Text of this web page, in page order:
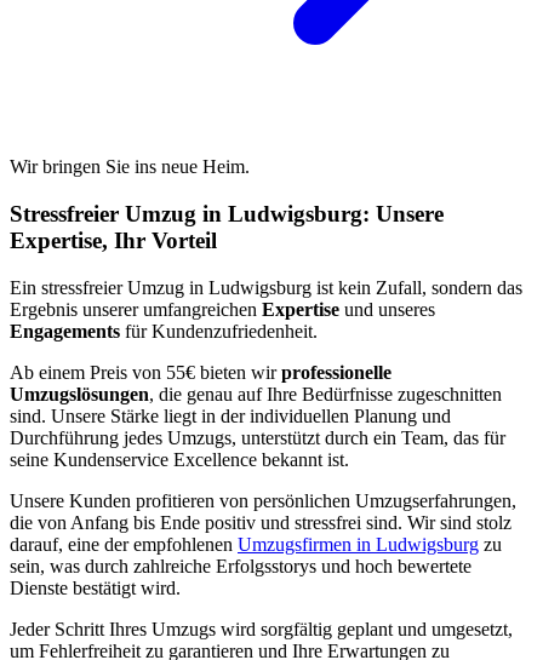
Wir bringen Sie ins neue Heim.
Stressfreier Umzug in Ludwigsburg: Unsere
Expertise, Ihr Vorteil
Ein stressfreier Umzug in Ludwigsburg ist kein Zufall, sondern das
Ergebnis unserer umfangreichen Expertise und unseres
Engagements für Kundenzufriedenheit.
Ab einem Preis von 55€ bieten wirprofessionelle
Umzugslösungen, die genau auf Ihre Bedürfnisse zugeschnitten
sind. Unsere Stärke liegt in der individuellen Planung und
Durchführung jedes Umzugs, unterstützt durch ein Team, das für
seine Kundenservice Excellence bekannt ist.
Unsere Kunden profitieren von persönlichen Umzugserfahrungen,
die von Anfang bis Ende positiv und stressfrei sind. Wir sind stolz
darauf, eine der empfohlenen Umzugsfirmen in Ludwigsburg zu
sein, was durch zahlreiche Erfolgsstorys und hoch bewertete
Dienste bestätigt wird.
Jeder Schritt Ihres Umzugs wird sorgfältig geplant und umgesetzt,
um Fehlerfreiheit zu garantieren und Ihre Erwartungen zu